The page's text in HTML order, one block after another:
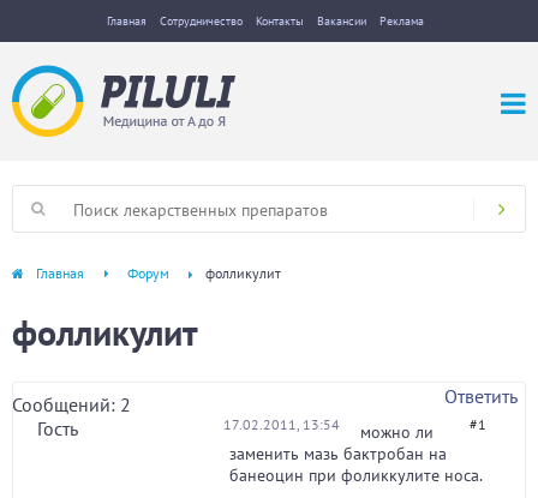
Главная Сотрудничество Контакты Вакансии Реклама
Главная Форум фолликулит
фолликулит
Сообщений: 2
Ответить
Гость
17.02.2011, 13:54 #1
можно ли
заменить мазь бактробан на
банеоцин при фоликкулите носа.